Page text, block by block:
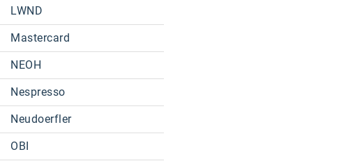
LWND
Mastercard
NEOH
Nespresso
Neudoerfler
OBI